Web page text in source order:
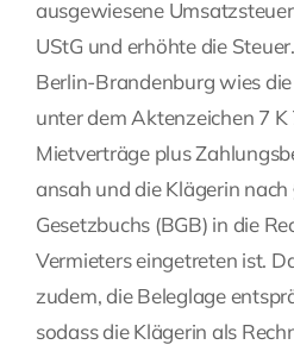
ausgewiesene
UStG und erhöhte die
Berlin-Brandenburg wies
unter dem Aktenzeichen 7
Mietverträge plus
ansah und die Klägerin
Gesetzbuchs (BGB) in die
Vermieters eingetreten ist.
zudem, die Beleglage
sodass die Klägerin als